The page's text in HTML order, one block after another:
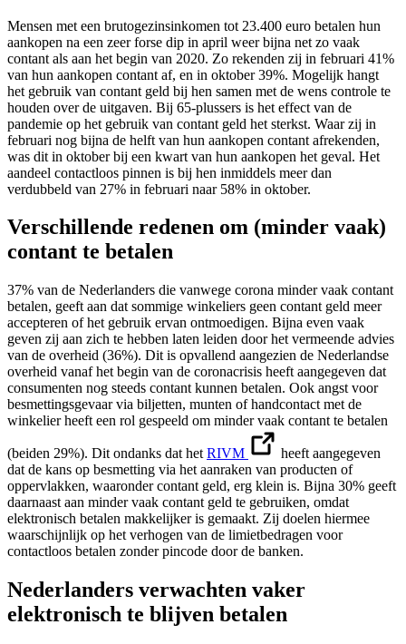
Mensen met een brutogezinsinkomen tot 23.400 euro betalen hun
aankopen na een zeer forse dip in april weer bijna net zo vaak
contant als aan het begin van 2020. Zo rekenden zij in februari 41%
van hun aankopen contant af, en in oktober 39%. Mogelijk hangt
het gebruik van contant geld bij hen samen met de wens controle te
houden over de uitgaven. Bij 65-plussers is het effect van de
pandemie op het gebruik van contant geld het sterkst. Waar zij in
februari nog bijna de helft van hun aankopen contant afrekenden,
was dit in oktober bij een kwart van hun aankopen het geval. Het
aandeel contactloos pinnen is bij hen inmiddels meer dan
verdubbeld van 27% in februari naar 58% in oktober.
Verschillende redenen om (minder vaak)
contant te betalen
37% van de Nederlanders die vanwege corona minder vaak contant
betalen, geeft aan dat sommige winkeliers geen contant geld meer
accepteren of het gebruik ervan ontmoedigen. Bijna even vaak
geven zij aan zich te hebben laten leiden door het vermeende advies
van de overheid (36%). Dit is opvallend aangezien de Nederlandse
overheid vanaf het begin van de coronacrisis heeft aangegeven dat
consumenten nog steeds contant kunnen betalen. Ook angst voor
besmettingsgevaar via biljetten, munten of handcontact met de
winkelier heeft een rol gespeeld om minder vaak contant te betalen
(beiden 29%). Dit ondanks dat het RIVM
heeft aangegeven
dat de kans op besmetting via het aanraken van producten of
oppervlakken, waaronder contant geld, erg klein is. Bijna 30% geeft
daarnaast aan minder vaak contant geld te gebruiken, omdat
elektronisch betalen makkelijker is gemaakt. Zij doelen hiermee
waarschijnlijk op het verhogen van de limietbedragen voor
contactloos betalen zonder pincode door de banken.
Nederlanders verwachten vaker
elektronisch te blijven betalen